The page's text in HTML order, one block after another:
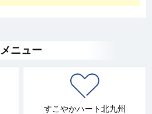
メニュー
すこやかハート北九州